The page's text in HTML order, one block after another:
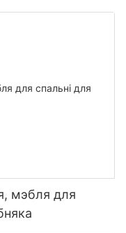
мэбля для